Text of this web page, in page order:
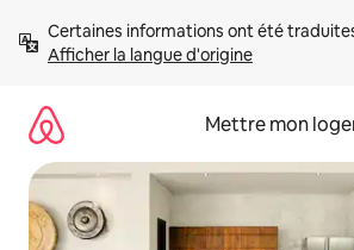
directement
Afficher la langue d'origine
Mettre mon